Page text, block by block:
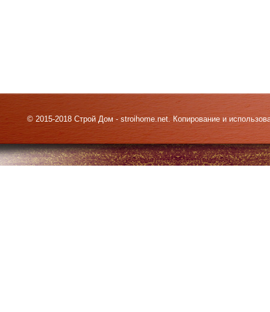
© 2015-2018 Строй Дом - stroihome.net. Копирование и